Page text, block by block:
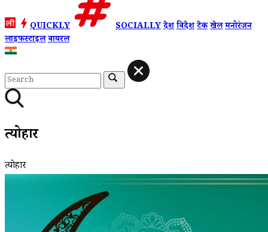
QUICKLY SOCIALLYदेशविदेशटेकखेलमनोरंजन
लाइफस्टाइलवायरल
त्योहार
त्योहार